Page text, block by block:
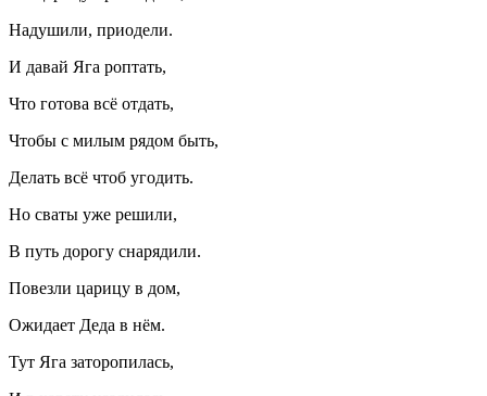
Надушили, приодели.
И давай Яга роптать,
Что готова всё отдать,
Чтобы с милым рядом быть,
Делать всё чтоб угодить.
Но сваты уже решили,
В путь дорогу снарядили.
Повезли царицу в дом,
Ожидает Деда в нём.
Тут Яга заторопилась,